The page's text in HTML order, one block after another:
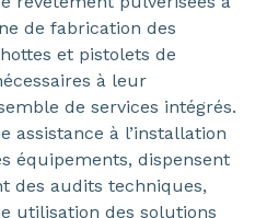
de fabrication des
et pistolets de
à leur
de services intégrés.
assistance à l’installation
équipements, dispensent
des audits techniques,
utilisation des solutions